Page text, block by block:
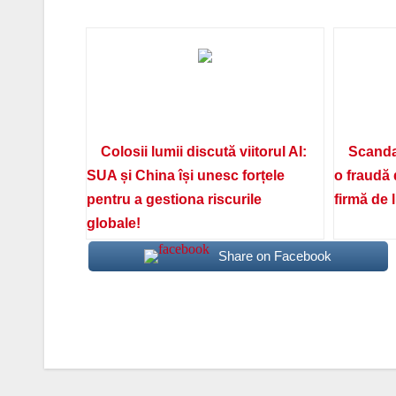
Colosii lumii discută viitorul AI:
SUA și China își unesc forțele
pentru a gestiona riscurile
globale!
o fraudă
firmă de
Share on Facebook